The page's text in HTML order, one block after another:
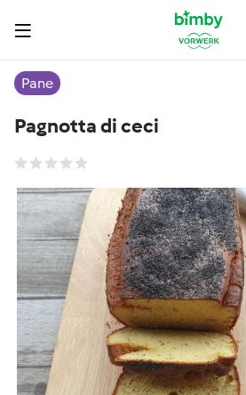
Pane
Pagnotta di ceci